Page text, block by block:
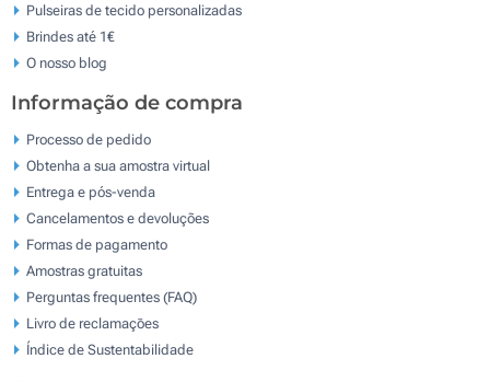
Pulseiras de tecido personalizadas
Brindes até 1€
O nosso blog
Informação de compra
Processo de pedido
Obtenha a sua amostra virtual
Entrega e pós-venda
Cancelamentos e devoluções
Formas de pagamento
Amostras gratuitas
Perguntas frequentes (FAQ)
Livro de reclamaçōes
Índice de Sustentabilidade